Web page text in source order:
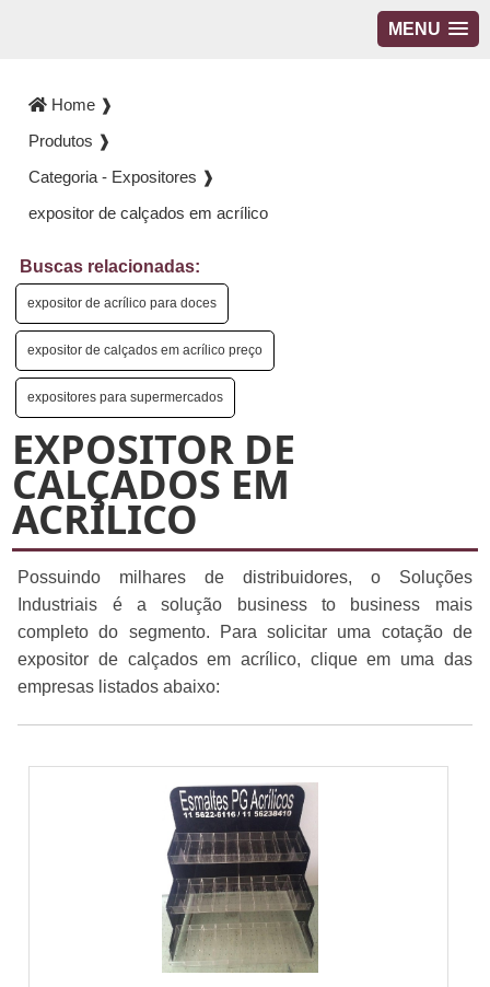
MENU
Home ❱
Produtos ❱
Categoria - Expositores ❱
expositor de calçados em acrílico
Buscas relacionadas:
expositor de acrílico para doces
expositor de calçados em acrílico preço
expositores para supermercados
EXPOSITOR DE
CALÇADOS EM
ACRÍLICO
Possuindo milhares de distribuidores, o Soluções
Industriais é a solução business to business mais
completo do segmento. Para solicitar uma cotação de
expositor de calçados em acrílico, clique em uma das
empresas listados abaixo: